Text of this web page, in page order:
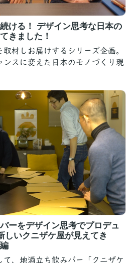
ける！ デザイン思考な日本の
きました！
材しお届けするシリーズ企画。
ンスに変えた日本のモノづくり現
ーをデザイン思考でプロデュ
しいクニザケ屋が見えてき
て、地酒立ち飲みバー「クニザケ